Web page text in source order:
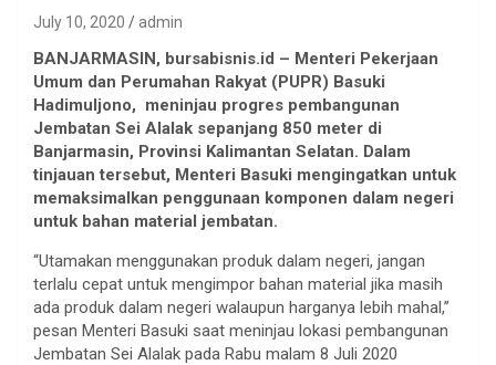
July 10, 2020 admin
BANJARMASIN, bursabisnis.id – Menteri Pekerjaan
Umum dan Perumahan Rakyat (PUPR) Basuki
Hadimuljono, meninjau progres pembangunan
Jembatan Sei Alalak sepanjang 850 meter di
Banjarmasin, Provinsi Kalimantan Selatan. Dalam
tinjauan tersebut, Menteri Basuki mengingatkan untuk
memaksimalkan penggunaan komponen dalam negeri
untuk bahan material jembatan.
“Utamakan menggunakan produk dalam negeri, jangan
terlalu cepat untuk mengimpor bahan material jika masih
ada produk dalam negeri walaupun harganya lebih mahal,”
pesan Menteri Basuki saat meninjau lokasi pembangunan
Jembatan Sei Alalak pada Rabu malam 8 Juli 2020